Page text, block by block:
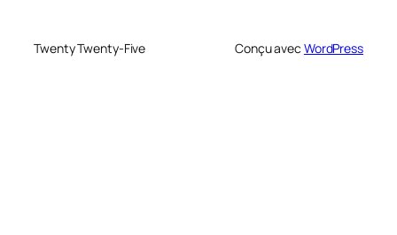
Twenty Twenty-Five Conçu avec WordPress